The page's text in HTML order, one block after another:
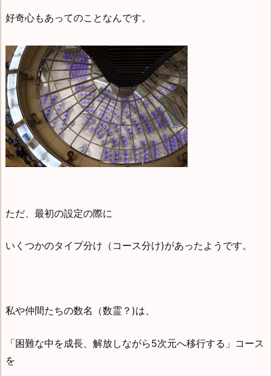
好奇心もあってのことなんです。
ただ、最初の設定の際に
いくつかのタイプ分け（コース分け)があったようです。
私や仲間たちの数名（数霊？)は、
「困難な中を成長、解放しながら5次元へ移行する」コース
を